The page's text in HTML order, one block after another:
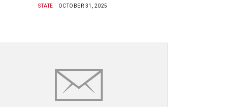
STATE OCTOBER 31, 2025